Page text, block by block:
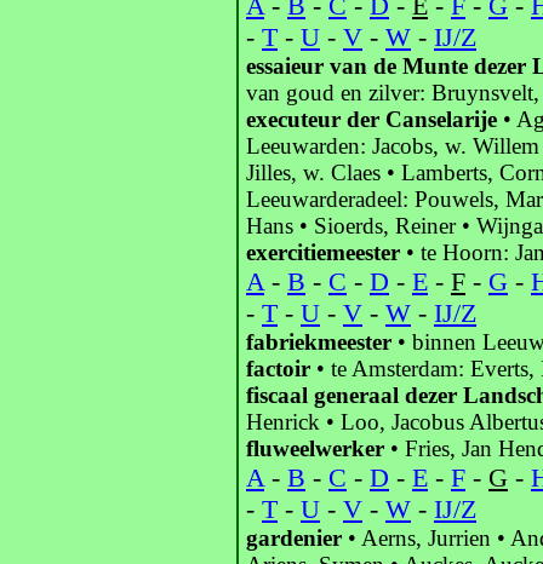
- T - U - V - W - IJ/Z
essaieur van de Munte dezer
van goud en zilver:
executeur der Canselarije •
Leeuwarden: Jacobs, w.
Jilles, w. Claes • Lamberts,
Leeuwarderadeel: Pouwels,
Hans • Sioerds, Reiner •
exercitiemeester • te Hoorn:
A - B - C - D - E - F - G -
- T - U - V - W - IJ/Z
fabriekmeester • binnen
factoir • te Amsterdam: Everts,
fiscaal generaal dezer
Henrick • Loo, Jacobus
fluweelwerker • Fries, Jan
A - B - C - D - E - F - G -
- T - U - V - W - IJ/Z
gardenier • Aerns, Jurrien •